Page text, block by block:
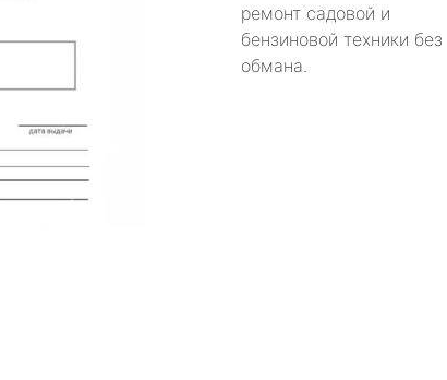
ремонт садовой и
бензиновой техники без
обмана.